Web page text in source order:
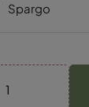
Spargo